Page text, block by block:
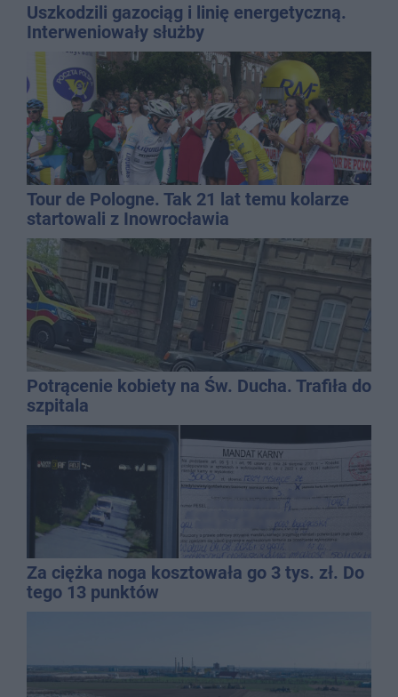
Uszkodzili gazociąg i linię energetyczną.
Interweniowały służby
Tour de Pologne. Tak 21 lat temu kolarze
startowali z Inowrocławia
Potrącenie kobiety na Św. Ducha. Trafiła do
szpitala
Za ciężka noga kosztowała go 3 tys. zł. Do
tego 13 punktów